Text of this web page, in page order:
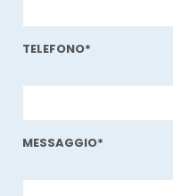
TELEFONO*
MESSAGGIO*